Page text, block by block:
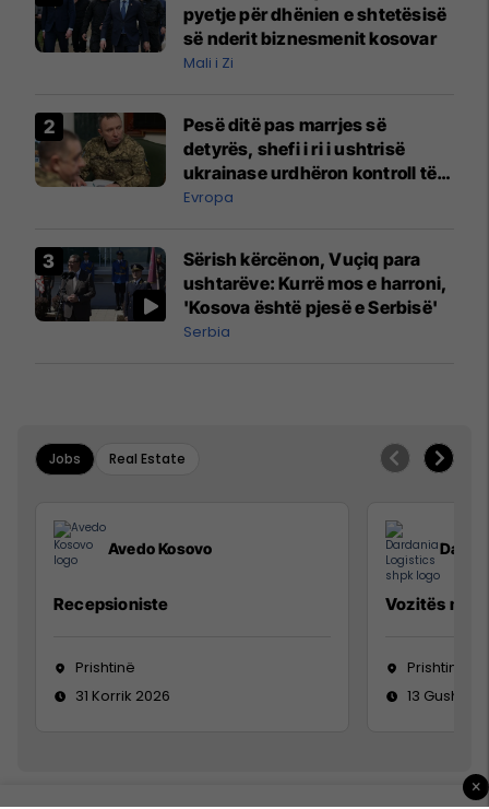
pyetje për dhënien e shtetësisë
së nderit biznesmenit kosovar
Mali i Zi
Pesë ditë pas marrjes së
detyrës, shefi i ri i ushtrisë
ukrainase urdhëron kontroll të
madh
Evropa
Sërish kërcënon, Vuçiq para
ushtarëve: Kurrë mos e harroni,
'Kosova është pjesë e Serbisë'
Serbia
Jobs Real Estate
Avedo Kosovo
Recepsioniste
Prishtinë
31 Korrik 2026
Vozitës me
Prishtinë
13 Gusht
×